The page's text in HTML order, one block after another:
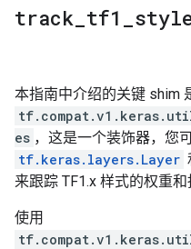
track tf1
本指南中介绍的关键 shim
es ，这是一个装饰器，您
tf.keras.layers.Layer
来跟踪 TF1.x 样式的权重和
使用